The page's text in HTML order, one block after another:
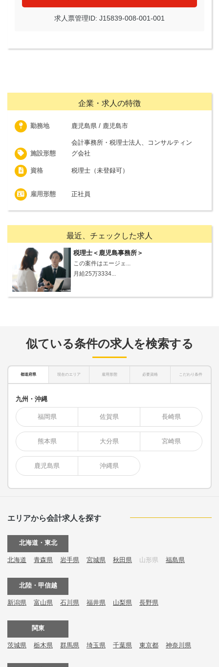
求人票管理ID: J15839-008-001-001
企業・求人の特徴
勤務地 鹿児島県 / 鹿児島市
施設形態
会計事務所・税理士法人、コンサルティン
グ会社
資格 税理士（未登録可）
雇用形態 正社員
最近、チェックした求人
税理士＜鹿児島事務所＞
この案件はエージェ...
月給25万3334...
似ている条件の求人を検索する
都道府県 現在のエリア 雇用形態 必要資格 こだわり条件
九州・沖縄
福岡県 佐賀県 長崎県
熊本県 大分県 宮崎県
鹿児島県 沖縄県
エリアから会計求人を探す
北海道・東北
北海道 青森県 岩手県 宮城県 秋田県 山形県 福島県
北陸・甲信越
新潟県 富山県 石川県 福井県 山梨県 長野県
関東
茨城県 栃木県 群馬県 埼玉県 千葉県 東京都 神奈川県